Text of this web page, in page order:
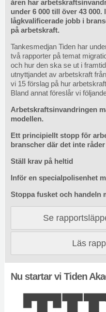
åren har
under 6 000 till över 43
lågkvalificerade jobb i
på arbetskraft.
Tankesmedjan Tiden har
två rapporter på temat
och hur den ska se ut i
utnyttjandet av arbetskraft
vi 15 förslag på hur
Bland annat föreslår vi
Arbetskraftsinvandringen
modellen.
Ett principiellt stopp för
branscher där det inte
Ställ krav på heltid
Inför en specialpolisenhet
Stoppa fusket och handeln
Se
Läs
Nu startar vi Tiden